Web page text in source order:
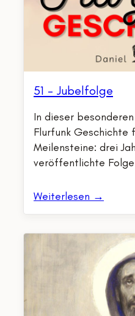
51 – Jubelfolge
In dieser
Flurfunk Geschichte
Meilensteine: drei
veröffentlichte
Weiterlesen →